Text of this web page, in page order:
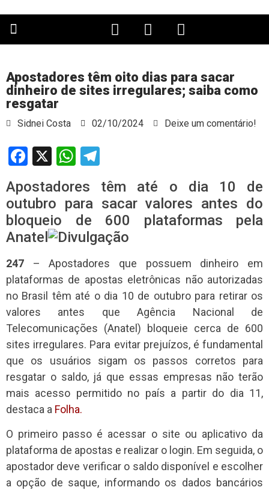
Apostadores têm oito dias para sacar
dinheiro de sites irregulares; saiba como
resgatar
Sidnei Costa 02/10/2024 Deixe um comentário!
Facebook
X WhatsApp
Apostadores têm até o dia 10 de
outubro para sacar valores antes do
bloqueio de 600 plataformas pela
Anatel
247 – Apostadores que possuem dinheiro em
plataformas de apostas eletrônicas não autorizadas
no Brasil têm até o dia 10 de outubro para retirar os
valores antes que Agência Nacional de
Telecomunicações (Anatel) bloqueie cerca de 600
sites irregulares. Para evitar prejuízos, é fundamental
que os usuários sigam os passos corretos para
resgatar o saldo, já que essas empresas não terão
mais acesso permitido no país a partir do dia 11,
destaca a Folha.
O primeiro passo é acessar o site ou aplicativo da
plataforma de apostas e realizar o login. Em seguida, o
apostador deve verificar o saldo disponível e escolher
a opção de saque, informando os dados bancários